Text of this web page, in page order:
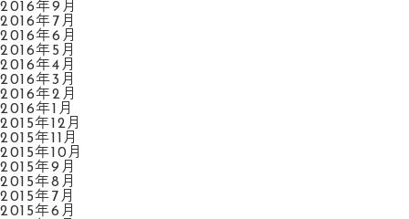
2016年9月
2016年7月
2016年6月
2016年5月
2016年4月
2016年3月
2016年2月
2016年1月
2015年12月
2015年11月
2015年10月
2015年9月
2015年8月
2015年7月
2015年6月